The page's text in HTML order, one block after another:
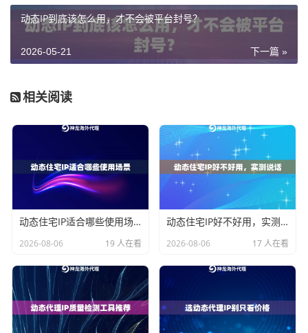
动态
住宅I
P
住宅用
户IP
中
等
低
账号注册、
日常运营
动态
本地IS
极低
长期账号维
住宅段，从平台角度看就是一个普通家庭用户在上网。
更关键的是"长效"这个特性——单个IP可以保持长时间在
线，不会频繁跳变，适合需要持续登录维护的Telegram
账号。
对于批量管理十几甚至几十个Telegram账号的运营者来
说，这一点非常重要：账号今天登上去，明天还是同一
个IP环境，平台不会觉得你的行为异常。
批量管理Telegram账号的IP分配逻辑
动态IP到底该怎么用，才不会被平台封号？
下一篇 »
2026-05-21
相关阅读
动态住宅IP适合哪些使用场景
2026-08-06 19 人在看
动态住宅IP好不好用，实测说话
2026-08-06 17 人在看